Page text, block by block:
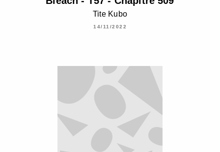
Tite Kubo
14/11/2022